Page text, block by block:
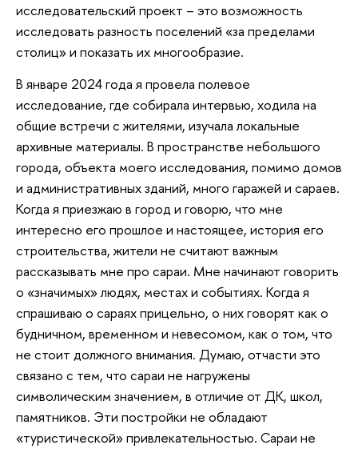
исследовательский проект – это возможность
исследовать разность поселений «за пределами
столиц» и показать их многообразие.
В январе 2024 года я провела полевое
исследование, где собирала интервью, ходила на
общие встречи с жителями, изучала локальные
архивные материалы. В пространстве небольшого
города, объекта моего исследования, помимо домов
и административных зданий, много гаражей и сараев.
Когда я приезжаю в город и говорю, что мне
интересно его прошлое и настоящее, история его
строительства, жители не считают важным
рассказывать мне про сараи. Мне начинают говорить
о «значимых» людях, местах и событиях. Когда я
спрашиваю о сараях прицельно, о них говорят как о
будничном, временном и невесомом, как о том, что
не стоит должного внимания. Думаю, отчасти это
связано с тем, что сараи не нагружены
символическим значением, в отличие от ДК, школ,
памятников. Эти постройки не обладают
«туристической» привлекательностью. Сараи не